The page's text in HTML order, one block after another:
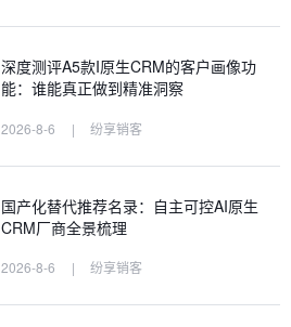
深度测评A5款I原生CRM的客户画像功
能：谁能真正做到精准洞察
2026-8-6 | 纷享销客
国产化替代推荐名录：自主可控AI原生
CRM厂商全景梳理
2026-8-6 | 纷享销客